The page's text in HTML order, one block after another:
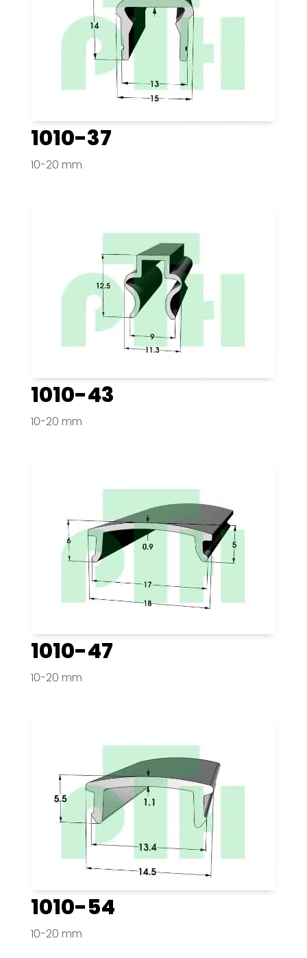
1010-37
10-20 mm
1010-43
10-20 mm
1010-47
10-20 mm
1010-54
10-20 mm